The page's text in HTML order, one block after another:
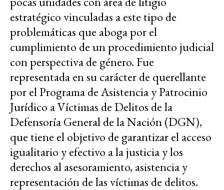
estratégico vinculadas a este tipo de
problemáticas que aboga por el
cumplimiento de un procedimiento judicial
con perspectiva de género. Fue
representada en su carácter de querellante
por el Programa de Asistencia y Patrocinio
Jurídico a Víctimas de Delitos de la
Defensoría General de la Nación (DGN),
que tiene el objetivo de garantizar el acceso
igualitario y efectivo a la justicia y los
derechos al asesoramiento, asistencia y
representación de las víctimas de delitos.